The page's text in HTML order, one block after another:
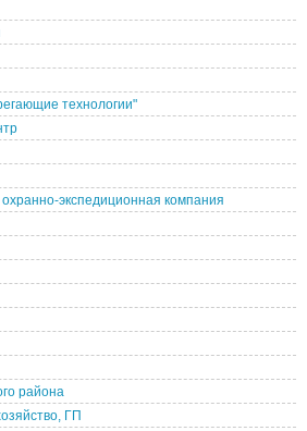
технологии"
экспедиционная компания
района
ГП